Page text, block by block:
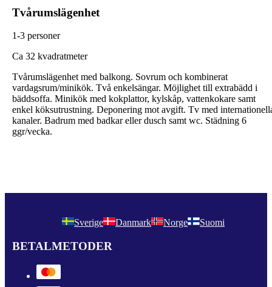
Tvårumslägenhet
1-3 personer
Ca 32 kvadratmeter
Tvårumslägenhet med balkong. Sovrum och kombinerat
vardagsrum/minikök. Två enkelsängar. Möjlighet till extrabädd i
bäddsoffa. Minikök med kokplattor, kylskåp, vattenkokare samt
enkel köksutrustning. Deponering mot avgift. Tv med
kanaler. Badrum med badkar eller dusch samt wc. Städning 6
ggr/vecka.
Sverige Danmark Norge Suomi
BETALMETODER